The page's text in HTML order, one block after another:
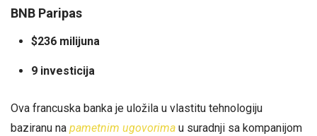
BNB Paripas
$236 milijuna
9 investicija
Ova francuska banka je uložila u vlastitu tehnologiju
baziranu na pametnim ugovorima u suradnji sa kompanijom